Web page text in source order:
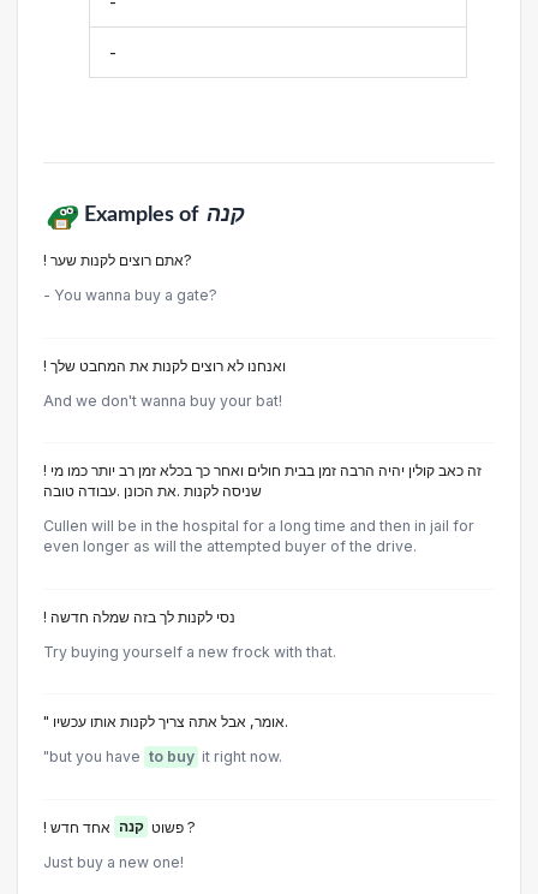
-
Examples of קנה
! אתם רוצים לקנות שער?
- You wanna buy a gate?
! ואנחנו לא רוצים לקנות את המחבט שלך
And we don't wanna buy your bat!
! זה כאב קולין יהיה הרבה זמן בבית חולים ואחר כך בכלא זמן רב יותר כמו מי
שניסה לקנות .את הכונן .עבודה טובה
Cullen will be in the hospital for a long time and then in jail for
even longer as will the attempted buyer of the drive.
! נסי לקנות לך בזה שמלה חדשה
Try buying yourself a new frock with that.
" אומר, אבל אתה צריך לקנות אותו עכשיו.
"but you have to buy it right now.
! פשוט קנה
אחד חדש ?
Just buy a new one!